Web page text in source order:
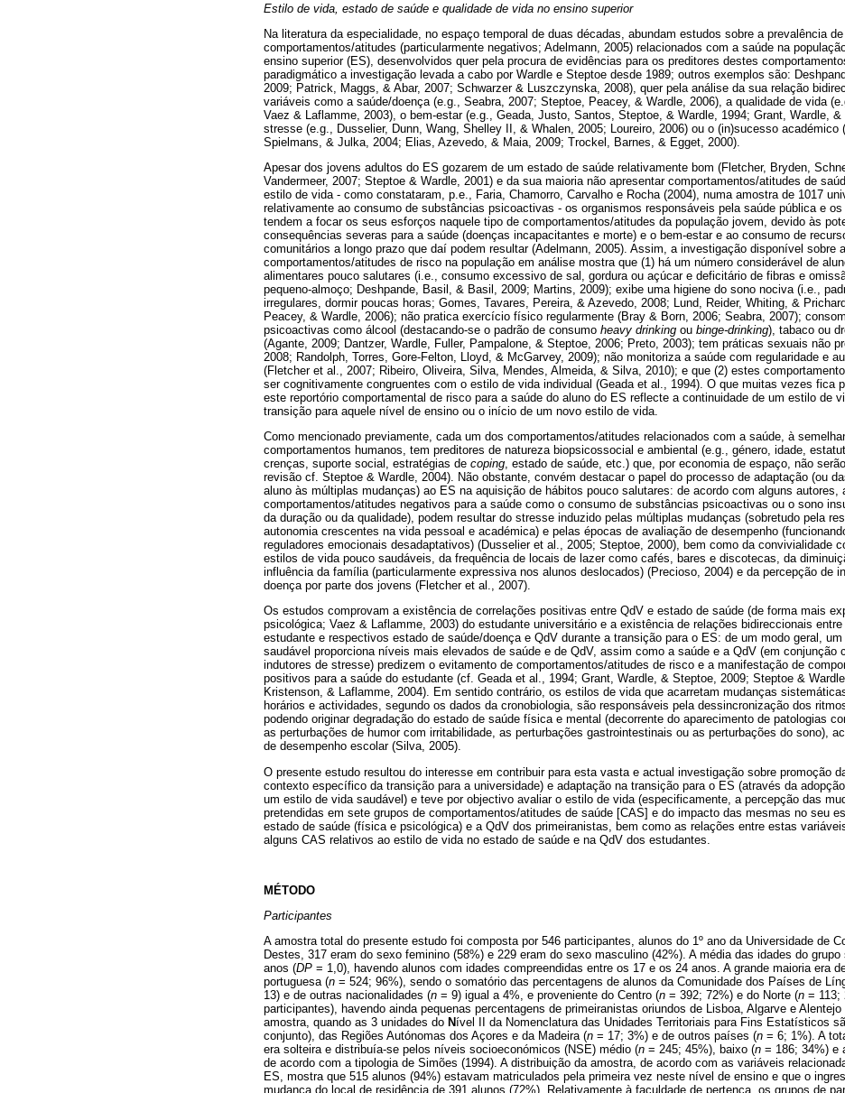
Estilo de vida, estado de saúde e qualidade de vida no ensino superior
Na literatura da especialidade, no espaço temporal de duas décadas, abundam estudos sobre a prevalência de
comportamentos/atitudes (particularmente negativos; Adelmann, 2005) relacionados com a saúde na
ensino superior (ES), desenvolvidos quer pela procura de evidências para os preditores destes
paradigmático a investigação levada a cabo por Wardle e Steptoe desde 1989; outros exemplos são:
2009; Patrick, Maggs, & Abar, 2007; Schwarzer & Luszczynska, 2008), quer pela análise da sua relação
variáveis como a saúde/doença (e.g., Seabra, 2007; Steptoe, Peacey, & Wardle, 2006), a qualidade de vida
Vaez & Laflamme, 2003), o bem-estar (e.g., Geada, Justo, Santos, Steptoe, & Wardle, 1994; Grant, Wardle,
stresse (e.g., Dusselier, Dunn, Wang, Shelley II, & Whalen, 2005; Loureiro, 2006) ou o (in)sucesso académico
Spielmans, & Julka, 2004; Elias, Azevedo, & Maia, 2009; Trockel, Barnes, & Egget, 2000).
Apesar dos jovens adultos do ES gozarem de um estado de saúde relativamente bom (Fletcher, Bryden,
Vandermeer, 2007; Steptoe & Wardle, 2001) e da sua maioria não apresentar comportamentos/atitudes de
estilo de vida - como constataram, p.e., Faria, Chamorro, Carvalho e Rocha (2004), numa amostra de 1017
relativamente ao consumo de substâncias psicoactivas - os organismos responsáveis pela saúde pública e os
tendem a focar os seus esforços naquele tipo de comportamentos/atitudes da população jovem, devido às
consequências severas para a saúde (doenças incapacitantes e morte) e o bem-estar e ao consumo de
comunitários a longo prazo que daí podem resultar (Adelmann, 2005). Assim, a investigação disponível sobre
comportamentos/atitudes de risco na população em análise mostra que (1) há um número considerável de
alimentares pouco salutares (i.e., consumo excessivo de sal, gordura ou açúcar e deficitário de fibras e
pequeno-almoço; Deshpande, Basil, & Basil, 2009; Martins, 2009); exibe uma higiene do sono nociva (i.e.,
irregulares, dormir poucas horas; Gomes, Tavares, Pereira, & Azevedo, 2008; Lund, Reider, Whiting, &
Peacey, & Wardle, 2006); não pratica exercício físico regularmente (Bray & Born, 2006; Seabra, 2007);
psicoactivas como álcool (destacando-se o padrão de consumo heavy drinking ou binge-drinking), tabaco ou
(Agante, 2009; Dantzer, Wardle, Fuller, Pampalone, & Steptoe, 2006; Preto, 2003); tem práticas sexuais não
2008; Randolph, Torres, Gore-Felton, Lloyd, & McGarvey, 2009); não monitoriza a saúde com regularidade e
(Fletcher et al., 2007; Ribeiro, Oliveira, Silva, Mendes, Almeida, & Silva, 2010); e que (2) estes
ser cognitivamente congruentes com o estilo de vida individual (Geada et al., 1994). O que muitas vezes fica
este reportório comportamental de risco para a saúde do aluno do ES reflecte a continuidade de um estilo de
transição para aquele nível de ensino ou o início de um novo estilo de vida.
Como mencionado previamente, cada um dos comportamentos/atitudes relacionados com a saúde, à
comportamentos humanos, tem preditores de natureza biopsicossocial e ambiental (e.g., género, idade,
crenças, suporte social, estratégias de coping, estado de saúde, etc.) que, por economia de espaço, não
revisão cf. Steptoe & Wardle, 2004). Não obstante, convém destacar o papel do processo de adaptação (ou
aluno às múltiplas mudanças) ao ES na aquisição de hábitos pouco salutares: de acordo com alguns autores,
comportamentos/atitudes negativos para a saúde como o consumo de substâncias psicoactivas ou o sono
da duração ou da qualidade), podem resultar do stresse induzido pelas múltiplas mudanças (sobretudo pela
autonomia crescentes na vida pessoal e académica) e pelas épocas de avaliação de desempenho
reguladores emocionais desadaptativos) (Dusselier et al., 2005; Steptoe, 2000), bem como da convivialidade
estilos de vida pouco saudáveis, da frequência de locais de lazer como cafés, bares e discotecas, da
influência da família (particularmente expressiva nos alunos deslocados) (Precioso, 2004) e da percepção de
doença por parte dos jovens (Fletcher et al., 2007).
Os estudos comprovam a existência de correlações positivas entre QdV e estado de saúde (de forma mais
psicológica; Vaez & Laflamme, 2003) do estudante universitário e a existência de relações bidireccionais
estudante e respectivos estado de saúde/doença e QdV durante a transição para o ES: de um modo geral,
saudável proporciona níveis mais elevados de saúde e de QdV, assim como a saúde e a QdV (em conjunção
indutores de stresse) predizem o evitamento de comportamentos/atitudes de risco e a manifestação de
positivos para a saúde do estudante (cf. Geada et al., 1994; Grant, Wardle, & Steptoe, 2009; Steptoe &
Kristenson, & Laflamme, 2004). Em sentido contrário, os estilos de vida que acarretam mudanças
horários e actividades, segundo os dados da cronobiologia, são responsáveis pela dessincronização dos
podendo originar degradação do estado de saúde física e mental (decorrente do aparecimento de patologias
as perturbações de humor com irritabilidade, as perturbações gastrointestinais ou as perturbações do sono),
de desempenho escolar (Silva, 2005).
O presente estudo resultou do interesse em contribuir para esta vasta e actual investigação sobre promoção
contexto específico da transição para a universidade) e adaptação na transição para o ES (através da
um estilo de vida saudável) e teve por objectivo avaliar o estilo de vida (especificamente, a percepção das
pretendidas em sete grupos de comportamentos/atitudes de saúde [CAS] e do impacto das mesmas no seu
estado de saúde (física e psicológica) e a QdV dos primeiranistas, bem como as relações entre estas
alguns CAS relativos ao estilo de vida no estado de saúde e na QdV dos estudantes.
MÉTODO
Participantes
A amostra total do presente estudo foi composta por 546 participantes, alunos do 1º ano da Universidade de
Destes, 317 eram do sexo feminino (58%) e 229 eram do sexo masculino (42%). A média das idades do
anos (DP = 1,0), havendo alunos com idades compreendidas entre os 17 e os 24 anos. A grande maioria era
portuguesa (n = 524; 96%), sendo o somatório das percentagens de alunos da Comunidade dos Países de
13) e de outras nacionalidades (n = 9) igual a 4%, e proveniente do Centro (n = 392; 72%) e do Norte (n = 113;
participantes), havendo ainda pequenas percentagens de primeiranistas oriundos de Lisboa, Algarve e
amostra, quando as 3 unidades do N ível II da Nomenclatura das Unidades Territoriais para Fins Estatísticos
conjunto), das Regiões Autónomas dos Açores e da Madeira (n = 17; 3%) e de outros países (n = 6; 1%). A
era solteira e distribuía-se pelos níveis socioeconómicos (NSE) médio (n = 245; 45%), baixo (n = 186; 34%) e
de acordo com a tipologia de Simões (1994). A distribuição da amostra, de acordo com as variáveis
ES, mostra que 515 alunos (94%) estavam matriculados pela primeira vez neste nível de ensino e que o
mudança do local de residência de 391 alunos (72%). Relativamente à faculdade de pertença, os grupos de